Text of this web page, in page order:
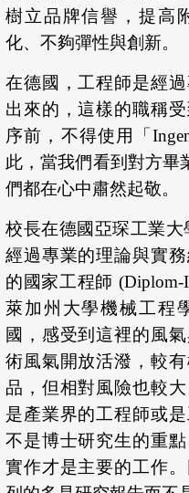
樹立品牌信譽，提高
化、不夠彈性與創新。
在德國，工程師是經
出來的，這樣的職稱
序前，不得使用「
此，當我們看到對方畢
們都在心中肅然起敬。
校長在德國亞琛工業大
經過專業的理論與實
的國家工程師 (Diplom-
萊加州大學機械工程
國，感受到這裡的風
術風氣開放活潑，較
品，但相對風險也較
是產業界的工程師或
不是博士研究生的重
實作才是主要的工作